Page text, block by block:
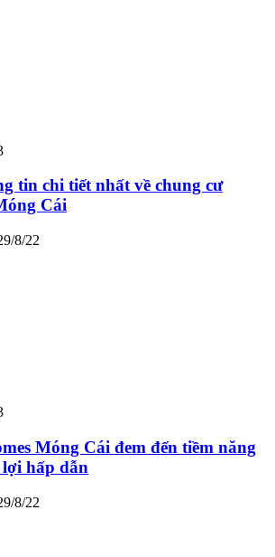
tin chi tiết nhất về chung cư
Cái
8/22
Móng Cái đem đến tiềm năng
hấp dẫn
8/22